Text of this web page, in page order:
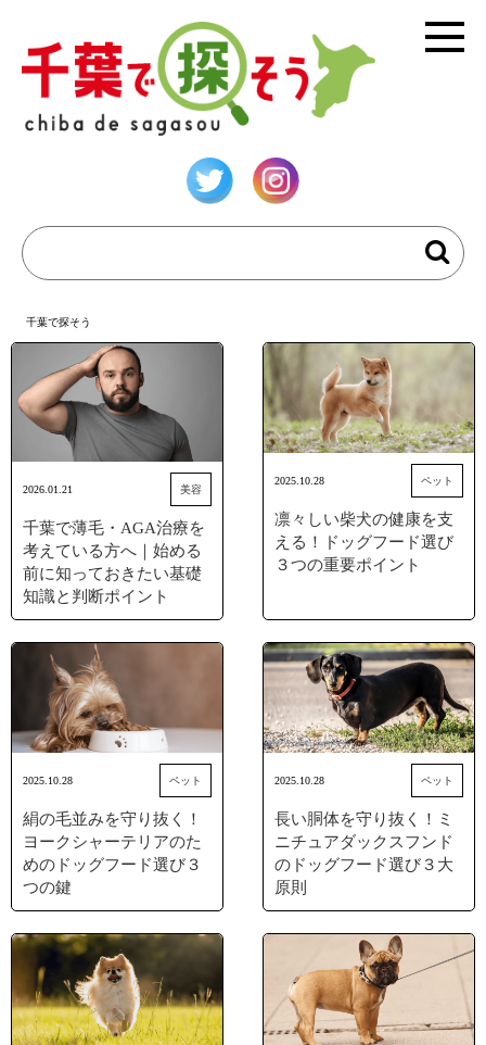
千葉で探そう
2026.01.21 美容
千葉で薄毛・AGA治療を
考えている方へ｜始める
前に知っておきたい基礎
知識と判断ポイント
2025.10.28 ペット
凛々しい柴犬の健康を支
える！ドッグフード選び
３つの重要ポイント
2025.10.28 ペット
絹の毛並みを守り抜く！
ヨークシャーテリアのた
めのドッグフード選び３
つの鍵
2025.10.28 ペット
長い胴体を守り抜く！ミ
ニチュアダックスフンド
のドッグフード選び３大
原則